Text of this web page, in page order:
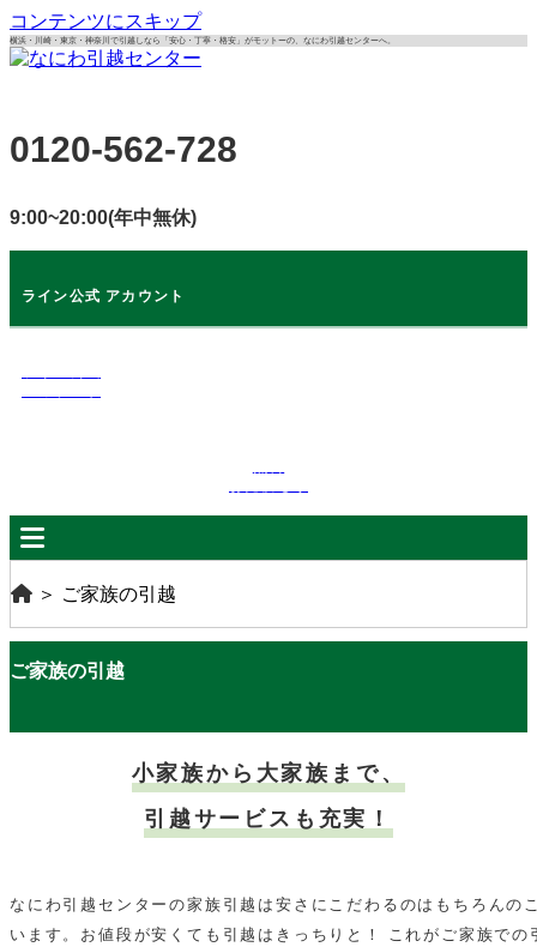
コンテンツにスキップ
横浜・川崎・東京・神奈川で引越しなら「安心・丁寧・格安」がモットーの、なにわ引越センターへ。
0120-562-728
9:00~20:00(年中無休)
ライン公式 アカウント
＞ ご家族の引越
ご家族の引越
小家族から大家族まで、
引越サービスも充実！
なにわ引越センターの家族引越は安さにこだわるのはもちろんの
います。お値段が安くても引越はきっちりと！ これがご家族で